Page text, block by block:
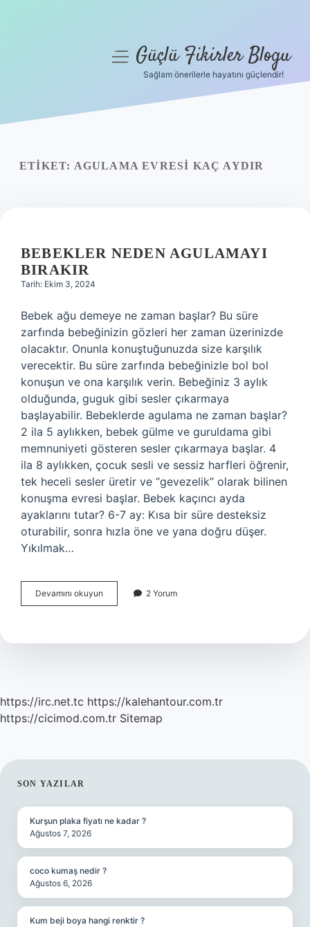
Yasal Uyarı
menüyüGüçlü Fikirler Blogu
Sağlam önerilerle hayatını güçlendir!
ETIKET: AGULAMA EVRESI KAÇ AYDIR
BEBEKLER NEDEN AGULAMAYI
BIRAKIR
Tarih: Ekim 3, 2024
Bebek ağu demeye ne zaman başlar? Bu süre
zarfında bebeğinizin gözleri her zaman üzerinizde
olacaktır. Onunla konuştuğunuzda size karşılık
verecektir. Bu süre zarfında bebeğinizle bol bol
konuşun ve ona karşılık verin. Bebeğiniz 3 aylık
olduğunda, guguk gibi sesler çıkarmaya
başlayabilir. Bebeklerde agulama ne zaman başlar?
2 ila 5 aylıkken, bebek gülme ve guruldama gibi
memnuniyeti gösteren sesler çıkarmaya başlar. 4
ila 8 aylıkken, çocuk sesli ve sessiz harfleri öğrenir,
tek heceli sesler üretir ve “gevezelik” olarak bilinen
konuşma evresi başlar. Bebek kaçıncı ayda
ayaklarını tutar? 6-7 ay: Kısa bir süre desteksiz
oturabilir, sonra hızla öne ve yana doğru düşer.
Yıkılmak…
Devamını okuyun Bebekler
Neden
2 Yorum
https://irc.net.tc https://kalehantour.com.tr
https://cicimod.com.tr Sitemap
SIDEBAR
SON YAZILAR
Kurşun plaka fiyatı ne kadar ?
Ağustos 7, 2026
coco kumaş nedir ?
Ağustos 6, 2026
Kum beji boya hangi renktir ?